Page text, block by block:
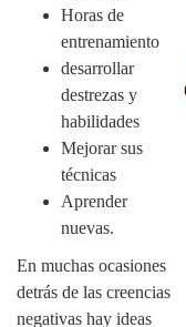
Horas de
entrenamiento
desarrollar
destrezas y
habilidades
Mejorar sus
técnicas
Aprender
nuevas.
En muchas ocasiones
detrás de las creencias
negativas hay ideas